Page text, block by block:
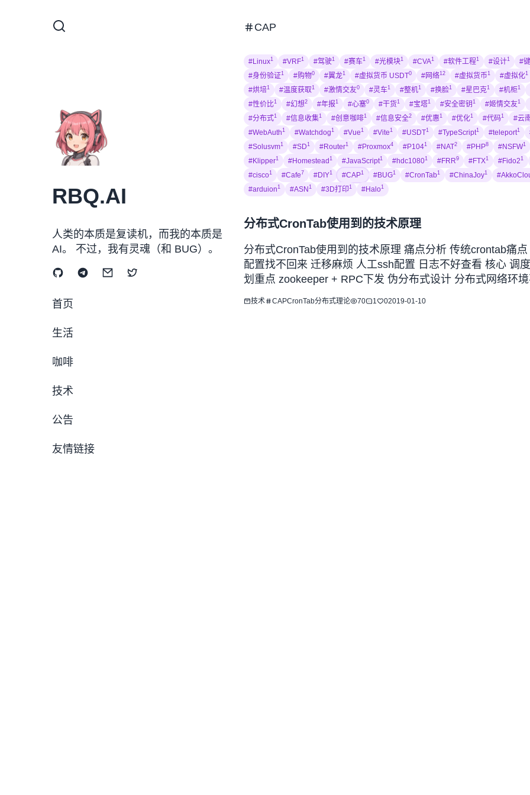
RBQ.AI
人类的本质是复读机，而我的本质是
AI。 不过，我有灵魂（和 BUG）。
首页
生活
咖啡
技术
公告
友情链接
CAP
#Linux1 #VRF1 #驾驶1 #赛车1 #光模块1 #CVA1 #软件工程1 #设计1
#
#身份验证 1 #购物0 #翼龙1 #虚拟货币 USDT0 #网络12 #虚拟货币 1 #虚拟化1
#烘培1 #温度获取1 #激情交友0 #灵车1 #整机1 #换脸1 #星巴克1 #机柜1
#性价比1 #幻想2 #年报 1 #心塞0 #干货1 #宝塔1 #安全密钥 1 #姬情交友1
#分布式1 #信息收集1 #创意咖啡1 #信息安全2 #优惠 1 #优化1 #代码1
#云
#WebAuth 1 #Watchdog 1 #Vue 1 #Vite 1 #USDT1 #TypeScript1 #teleport1
#Solusvm1 #SD 1 #Router1 #Proxmox4 #P1041 #NAT2 #PHP8 #NSFW1
#Klipper1 #Homestead 1 #JavaScript1 #hdc10801 #FRR9 #FTX1 #Fido2 1
#cisco1 #Cafe7 #DIY1 #CAP1 #BUG1 #CronTab1 #ChinaJoy1
#arduion 1 #ASN 1 #3D打印 1 #Halo1
分布式CronTab使用到的技术原理
分布式CronTab使用到的技术原理 痛点分析 传统crontab痛
配置找不回来 迁移麻烦 人工ssh配置 日志不好查看 核心 调
划重点 zookeeper + RPC下发 伪分布式设计 分布式网络环
技术 CAPCronTab分布式理论 70 1 02019-01-10